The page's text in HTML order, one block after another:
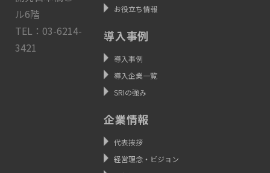
ル6階
TEL：03-6214-
3421
お役立ち情報
導入事例
導入事例
導入企業一覧
SRIの強み
企業情報
代表挨拶
経営理念・ビジョン